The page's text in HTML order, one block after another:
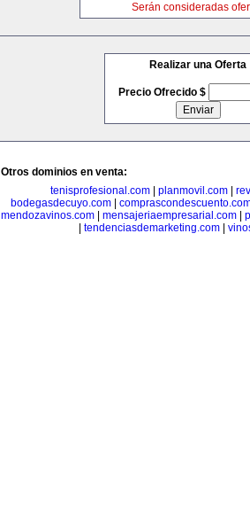
Serán consideradas
Realizar una Oferta
Precio Ofrecido $
Otros dominios en venta:
tenisprofesional.com
planmovil.com
bodegasdecuyo.com
mendozavinos.com
mensajeriaempresarial.com
tendenciasdemarketing.com